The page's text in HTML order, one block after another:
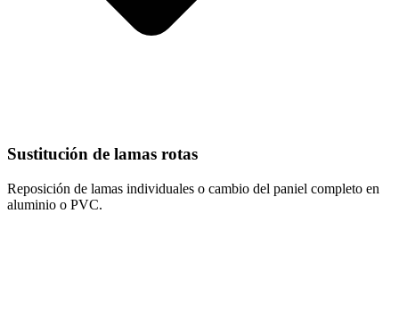
Sustitución de lamas rotas
Reposición de lamas individuales o cambio del paniel completo en
aluminio o PVC.